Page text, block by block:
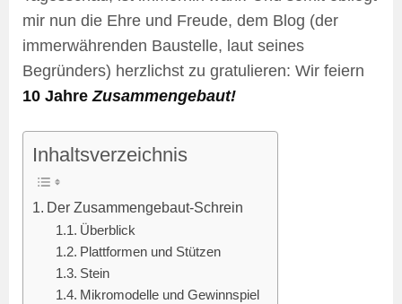
mir nun die Ehre und Freude, dem Blog (der
immerwährenden Baustelle, laut seines
Begründers) herzlichst zu gratulieren: Wir feiern
10 JahreZusammengebaut!
Inhaltsverzeichnis
Der Zusammengebaut-Schrein
Überblick
Plattformen und Stützen
Stein
Mikromodelle und Gewinnspiel